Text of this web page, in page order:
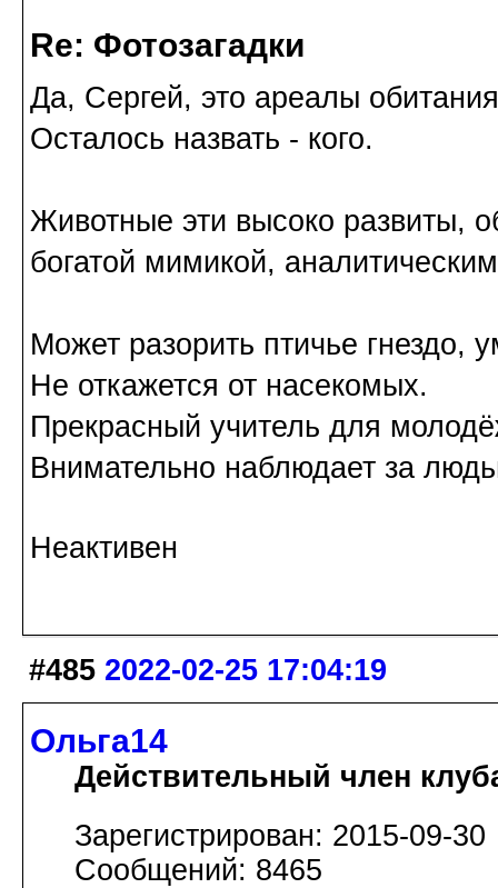
Re: Фотозагадки
Да, Сергей, это ареалы
Осталось назвать - кого.
Животные эти высоко развиты,
богатой мимикой,
Может разорить птичье гнездо,
Не откажется от насекомых.
Прекрасный учитель для
Внимательно наблюдает за
Неактивен
#485 2022-02-25 17:04:19
Ольга14
Действительный член
Зарегистрирован: 2015-09-30
Сообщений: 8465